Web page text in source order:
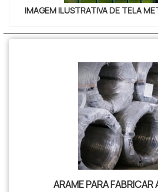
IMAGEM ILUSTRATIVA DE TELA
ARAME PARA FABRICAR